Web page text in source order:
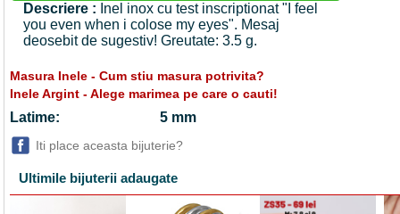
Descriere : Inel inox cu test inscriptionat "I feel
you even when i colose my eyes". Mesaj
deosebit de sugestiv! Greutate: 3.5 g.
Masura Inele - Cum stiu masura potrivita?
Inele Argint - Alege marimea pe care o cauti!
Latime: 5 mm
Iti place aceasta bijuterie?
Ultimile bijuterii adaugate